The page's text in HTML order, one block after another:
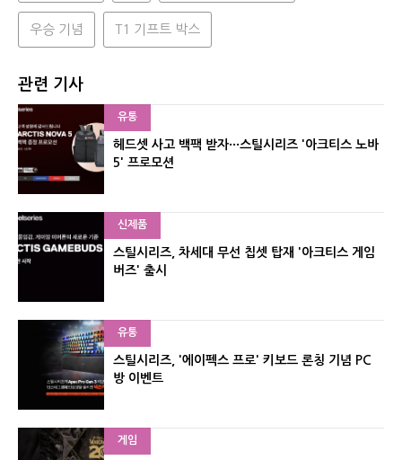
우승 기념 T1 기프트 박스
관련 기사
유통
헤드셋 사고 백팩 받자···스틸시리즈 '아크티스 노바
5' 프로모션
신제품
스틸시리즈, 차세대 무선 칩셋 탑재 '아크티스 게임
버즈' 출시
유통
스틸시리즈, '에이펙스 프로' 키보드 론칭 기념 PC
방 이벤트
게임